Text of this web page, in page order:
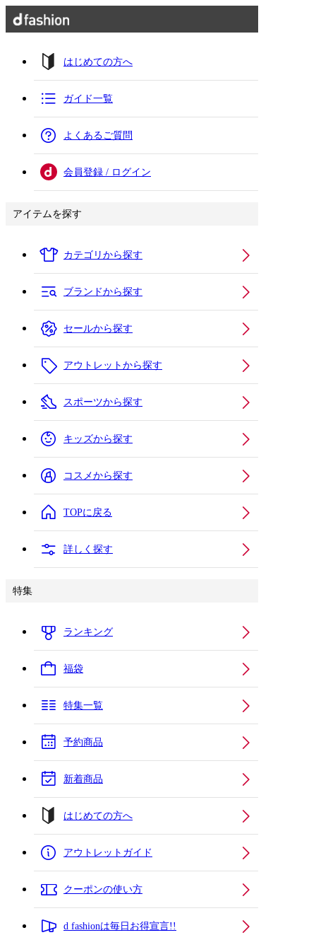
はじめての方へ
ガイド一覧
よくあるご質問
会員登録 / ログイン
アイテムを探す
カテゴリから探す
ブランドから探す
セールから探す
アウトレットから探す
スポーツから探す
キッズから探す
コスメから探す
TOPに戻る
詳しく探す
特集
ランキング
福袋
特集一覧
予約商品
新着商品
はじめての方へ
アウトレットガイド
クーポンの使い方
d fashionは毎日お得宣言!!